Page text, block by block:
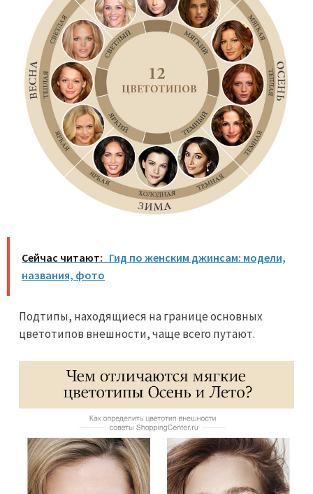
Сейчас читают: Гид по женским джинсам: модели,
названия, фото
Подтипы, находящиеся на границе основных
цветотипов внешности, чаще всего путают.